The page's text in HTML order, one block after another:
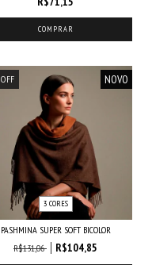
COMPRAR
OFF NOVO
3 CORES
PASHMINA SUPER SOFT BICOLOR
R$131,06
R$104,85